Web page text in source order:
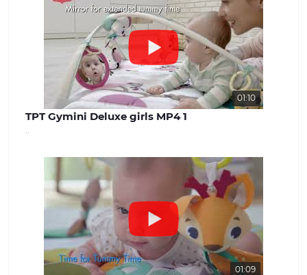
дитячих товарів, які задовольнять
потреби дітей різного віку. Від
комфортних та затишних колясок і
автокрісел до взуття та одягу для
дітей різного віку. Ми прагнемо
забезпечити нашим клієнтам
максимальний вибір і можливість
знайти все, що необхідно для
молодої сім'ї. Наші цінності: Ми
вважаємо, що довіра і задоволення
консультацію та вирішити будь-які
питання, що виникають. Наш сайт -
benext.com.ua
01:10
TPT Gymini Deluxe girls MP4 1
01:09